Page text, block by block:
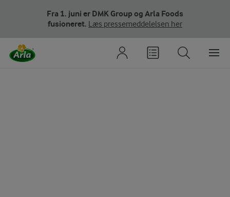
Fra 1. juni er DMK Group og Arla Foods
fusioneret. Læs pressemeddelelsen her